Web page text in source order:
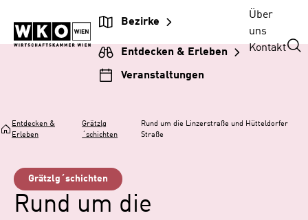
Inhalt
springen
Hauptnavigation
springen
Footer
springen
Bezirke
Entdecken & Erleben
Veranstaltungen
Über
uns
Kontakt
Entdecken &
Erleben
Grätzlg
´schichten
Rund um die Linzerstraße und Hütteldorfer
Straße
Grätzlg´schichten
Rund um die